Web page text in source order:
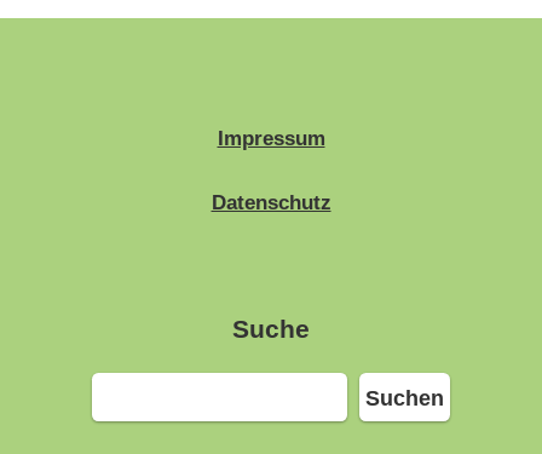
Impressum
Datenschutz
Suche
Suchen
Suchen